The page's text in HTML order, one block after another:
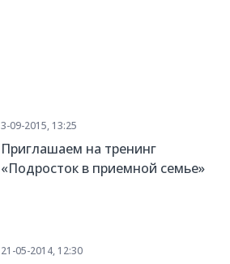
3-09-2015, 13:25
Приглашаем на тренинг
«Подросток в приемной семье»
21-05-2014, 12:30